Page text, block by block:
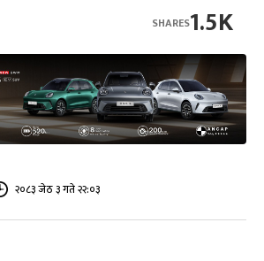
1.5K
SHARES
२०८३ जेठ ३ गते २२:०३